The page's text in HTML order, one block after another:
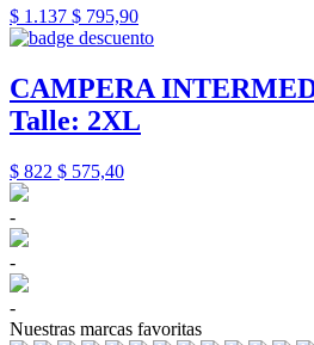
$ 1.137 $ 795,90
CAMPERA
Talle: 2XL
$ 822 $ 575,40
-
-
-
Nuestras marcas favoritas